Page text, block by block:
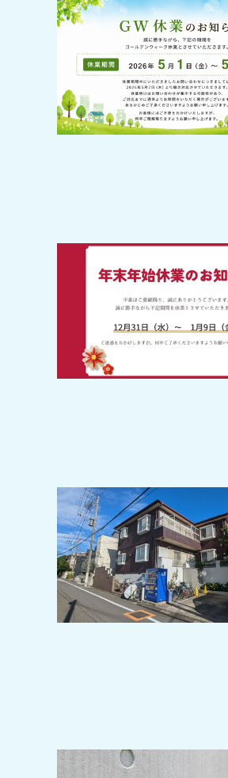
2026-04-20
GW休業のお知らせ
【年末年始のお休みについ
2024-11-08
広大な敷地の善福寺公園徒
閑静な住宅地で生活環境
屋です＾＾
2024-10-28